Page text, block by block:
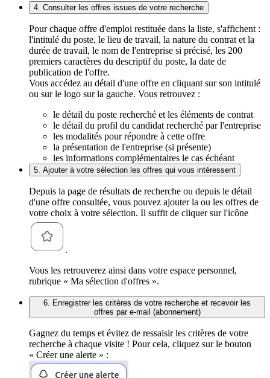
4. Consulter les offres issues de votre recherche
Pour chaque offre d'emploi restituée dans la liste, s'affichent :
l'intitulé du poste, le lieu de travail, la nature du contrat et la
durée de travail, le nom de l'entreprise si précisé, les 200
premiers caractères du descriptif du poste, la date de
publication de l'offre.
Vous accédez au détail d'une offre en cliquant sur son intitulé
ou sur le logo sur la gauche. Vous retrouvez :
le détail du poste recherché et les éléments de contrat
le détail du profil du candidat recherché par l'entreprise
les modalités pour répondre à cette offre
la présentation de l'entreprise (si présente)
les informations complémentaires le cas échéant
5. Ajouter à votre sélection les offres qui vous intéressent
Depuis la page de résultats de recherche ou depuis le détail
d'une offre consultée, vous pouvez ajouter la ou les offres de
votre choix à votre sélection. Il suffit de cliquer sur l'icône
.
Vous les retrouverez ainsi dans votre espace personnel,
rubrique « Ma sélection d'offres ».
6. Enregistrer les critères de votre recherche et recevoir les
offres par e-mail (abonnement)
Gagnez du temps et évitez de ressaisir les critères de votre
recherche à chaque visite ! Pour cela, cliquez sur le bouton
« Créer une alerte » :